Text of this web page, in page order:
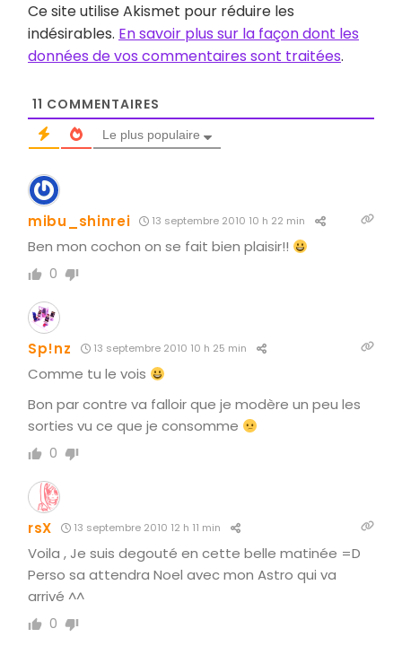
Ce site utilise Akismet pour réduire les
indésirables. En savoir plus sur la façon dont les
données de vos commentaires sont traitées.
11 COMMENTAIRES
Le plus populaire
mibu_shinrei 13 septembre 2010 10 h 22 min
Ben mon cochon on se fait bien plaisir!!
0
Sp!nz 13 septembre 2010 10 h 25 min
Comme tu le vois
Bon par contre va falloir que je modère un peu les
sorties vu ce que je consomme
0
rsX 13 septembre 2010 12 h 11 min
Voila , Je suis degouté en cette belle matinée =D
Perso sa attendra Noel avec mon Astro qui va
arrivé ^^
0